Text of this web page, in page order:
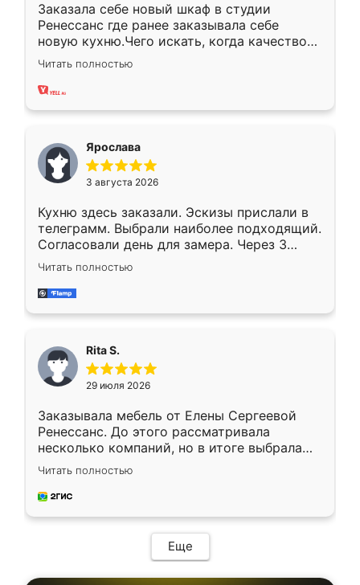
Заказала себе новый шкаф в студии
Ренессанс где ранее заказывала себе
новую кухню.Чего искать, когда качеством
вполне довольна. Служит кухня уже почти
два года, нареканий нет.
Читать полностью
Ярослава
3 августа 2026
Кухню здесь заказали. Эскизы прислали в
телеграмм. Выбрали наиболее подходящий.
Согласовали день для замера. Через 3
недели кухня была уже готова. Остались
довольны работой. Спасибо Ренессанс
мебель за качественную работу!
Читать полностью
Rita S.
29 июля 2026
Заказывала мебель от Елены Сергеевой
Ренессанс. До этого рассматривала
несколько компаний, но в итоге выбрала
эту. Сначала обговорили условия, потом
приехал замерщик, всё спокойно объяснил
и снял размеры. Изготовили в срок, с
мебель сразу встала на свое место без
каких-либо доработок. Качеством осталась
довольна, все выглядит так, как и ожидала.
Читать полностью
Еще